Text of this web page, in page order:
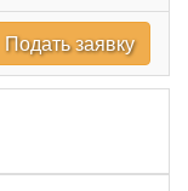
Подать заявку